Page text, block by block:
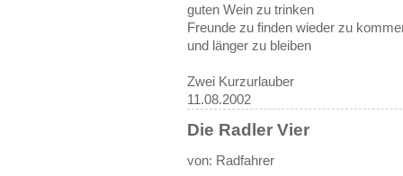
guten Wein zu trinken
Freunde zu finden wieder zu
und länger zu bleiben
Zwei Kurzurlauber
11.08.2002
Die Radler Vier
von: Radfahrer